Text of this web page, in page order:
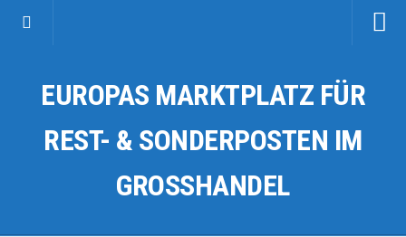
Kategorien
Auto & Motorrad
Fahrzeuge & Transport
EUROPAS MARKTPLATZ FÜR
REST- & SONDERPOSTEN IM
GROSSHANDEL